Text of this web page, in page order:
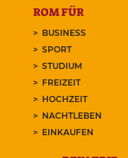
ROM FÜR
BUSINESS
SPORT
STUDIUM
FREIZEIT
HOCHZEIT
NACHTLEBEN
EINKAUFEN